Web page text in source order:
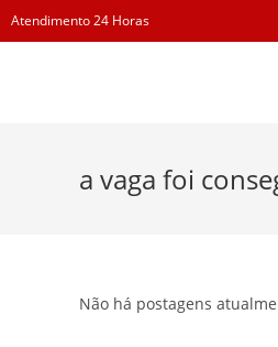
Skip
to
Atendimento 24 Horas
a vaga foi
Não há postagens